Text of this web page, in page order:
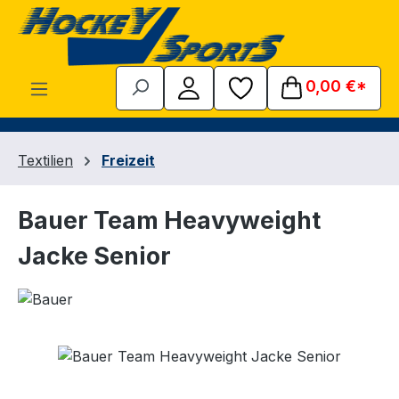
Zum Hauptinhalt springen
0,00 €*
Textilien Freizeit
Bauer Team Heavyweight
Jacke Senior
Bildergalerie überspringen